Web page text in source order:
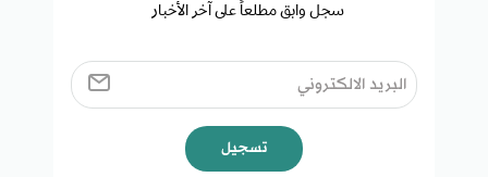
سجل وابق مطلعاً على آخر الأخبار ​
تسجيل